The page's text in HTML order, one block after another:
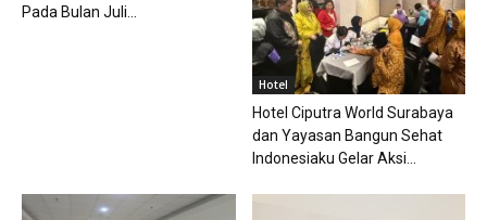
Pada Bulan Juli...
Hotel
Hotel Ciputra World Surabaya
dan Yayasan Bangun Sehat
Indonesiaku Gelar Aksi...